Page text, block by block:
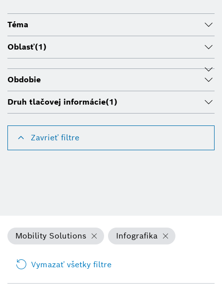
Téma
Oblasť(1)
Obdobie
Druh tlačovej informácie(1)
Zavrieť filtre
Mobility Solutions Infografika
Vymazať všetky filtre